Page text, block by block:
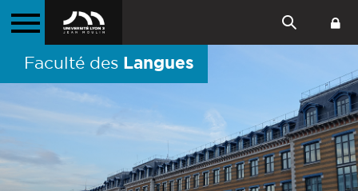
Faculté des Langues